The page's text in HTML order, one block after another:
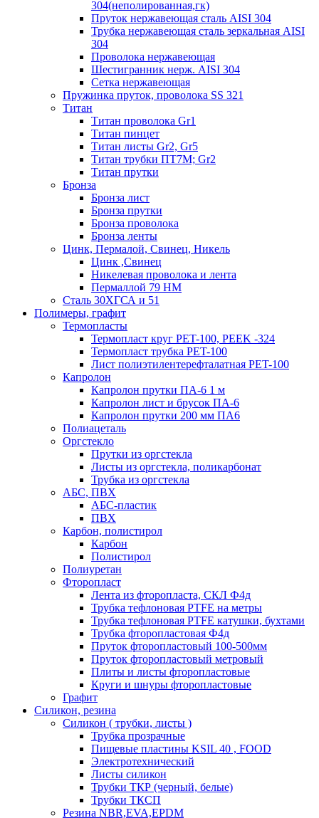
304(неполированная,гк)
Пруток нержавеющая сталь AISI 304
Трубка нержавеющая сталь зеркальная AISI
304
Проволока нержавеющая
Шестигранник нерж. AISI 304
Сетка нержавеющая
Пружинка пруток, проволока SS 321
Титан
Титан проволока Gr1
Титан пинцет
Титан листы Gr2, Gr5
Титан трубки ПТ7М; Gr2
Титан прутки
Бронза
Бронза лист
Бронза прутки
Бронза проволока
Бронза ленты
Цинк, Пермалой, Свинец, Никель
Цинк ,Свинец
Никелевая проволока и лента
Пермаллой 79 НМ
Сталь 30ХГСА и 51
Полимеры, графит
Термопласты
Термопласт круг PET-100, PEEK -324
Термопласт трубка PET-100
Лист полиэтилентерефталатная PET-100
Капролон
Капролон прутки ПА-6 1 м
Капролон лист и брусок ПА-6
Капролон прутки 200 мм ПА6
Полиацеталь
Оргстекло
Прутки из оргстекла
Листы из оргстекла, поликарбонат
Трубка из оргстекла
АБС, ПВХ
АБС-пластик
ПВХ
Карбон, полистирол
Карбон
Полистирол
Полиуретан
Фторопласт
Лента из фторопласта, СКЛ Ф4д
Трубка тефлоновая PTFE на метры
Трубка тефлоновая PTFE катушки, бухтами
Трубка фторопластовая Ф4д
Пруток фторопластовый 100-500мм
Пруток фторопластовый метровый
Плиты и листы фторопластовые
Круги и шнуры фторопластовые
Графит
Силикон, резина
Силикон ( трубки, листы )
Трубка прозрачные
Пищевые пластины KSIL 40 , FOOD
Электротехнический
Листы силикон
Трубки ТКР (черный, белые)
Трубки ТКСП
Резина NBR,EVA,EPDM